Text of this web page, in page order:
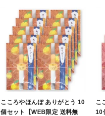
こころやほんぽ ありがとう 10
個セット【WEB限定 送料無
こ
10